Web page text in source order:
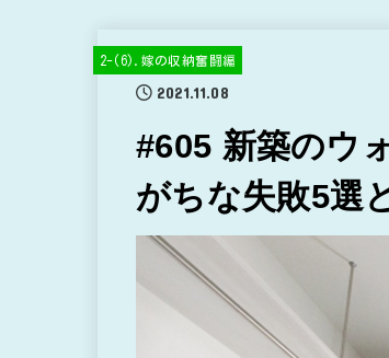
2-(6).嫁の収納奮闘編
2021.11.08
#605 新築のウ
がちな失敗5選